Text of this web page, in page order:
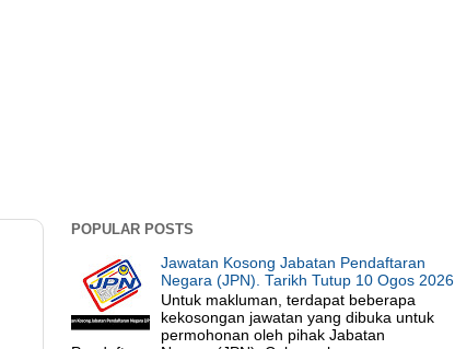
POPULAR POSTS
Jawatan Kosong Jabatan Pendaftaran
Negara (JPN). Tarikh Tutup 10 Ogos 2026
Untuk makluman, terdapat beberapa
kekosongan jawatan yang dibuka untuk
permohonan oleh pihak Jabatan